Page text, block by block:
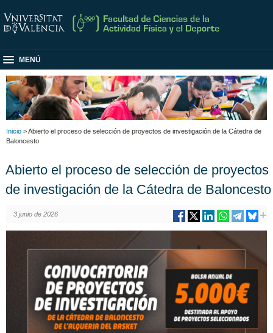
MENÚ
Inicio > Abierto el proceso de selección de proyectos de investigación de la Cátedra de
Baloncesto
Abierto el proceso de selección de proyectos
de investigación de la Cátedra de Baloncesto
3 junio de 2026